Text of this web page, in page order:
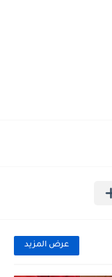
عرض المزيد